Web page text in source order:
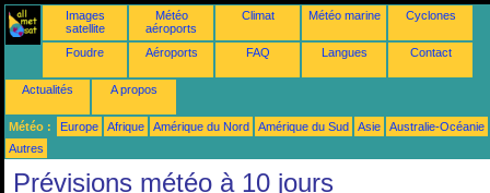
Images
satellite
Météo
aéroports
Climat Météo marine Cyclones
Foudre Aéroports FAQ Langues Contact
Actualités A propos
Météo : Europe Afrique Amérique du Nord Amérique du Sud Asie
Australie-Océanie
Autres
Prévisions météo à 10 jours